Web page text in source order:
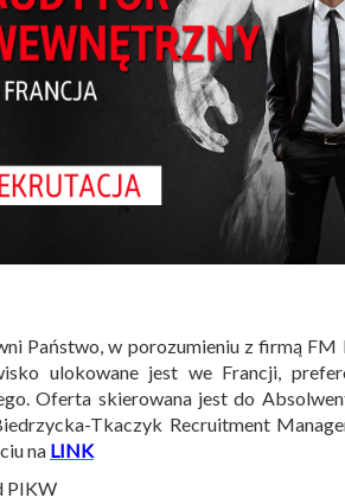
Państwo, w porozumieniu z firmą
ulokowane jest we Francji,
Oferta skierowana jest do
Tkaczyk Recruitment
na LINK
PIKW